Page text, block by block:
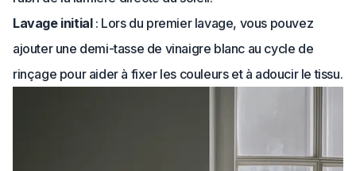
Lavage initial: Lors du premier lavage, vous pouvez
ajouter une demi-tasse de vinaigre blanc au cycle de
rinçage pour aider à fixer les couleurs et à adoucir le tissu.